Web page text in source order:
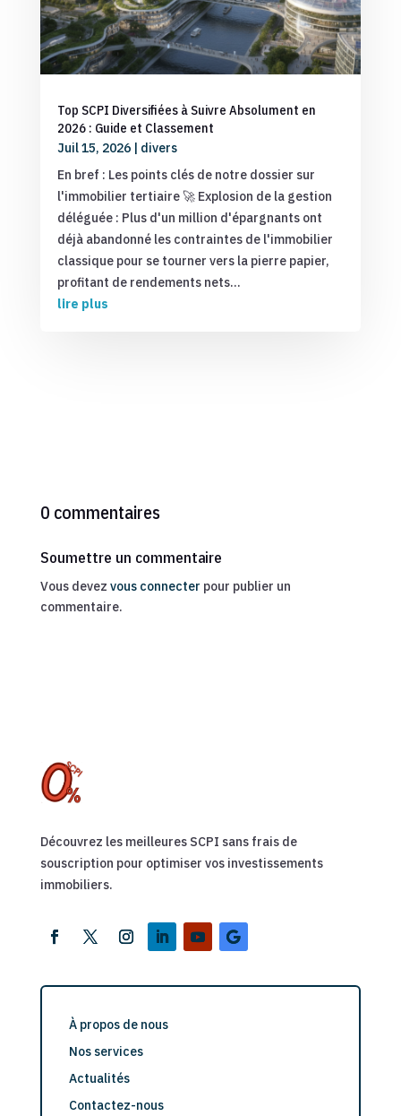
Top SCPI Diversifiées à Suivre Absolument en
2026 : Guide et Classement
Juil 15, 2026| divers
En bref : Les points clés de notre dossier sur
l'immobilier tertiaire 🚀 Explosion de la gestion
déléguée : Plus d'un million d'épargnants ont
déjà abandonné les contraintes de l'immobilier
classique pour se tourner vers la pierre papier,
profitant de rendements nets...
lire plus
0 commentaires
Soumettre un commentaire
Vous devez vous connecter pour publier un
commentaire.
Découvrez les meilleures SCPI sans frais de
souscription pour optimiser vos investissements
immobiliers.
À propos de nous
Nos services
Actualités
Contactez-nous